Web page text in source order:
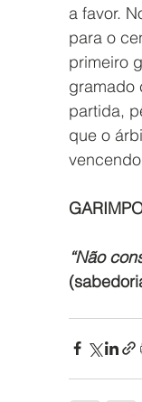
a favor.
para o
primeiro
gramado
partida,
que o
“Não